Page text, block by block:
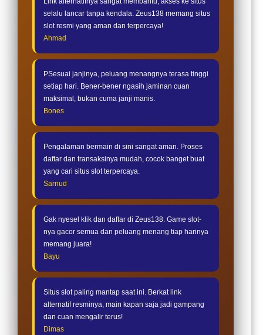
selalu lancar tanpa kendala. Zeus138 memang situs
slot resmi yang aman dan terpercaya!
Ahmad
PSesuai janjinya, peluang menangnya terasa tinggi
setiap hari. Bener-bener ngasih jaminan cuan
maksimal, bukan cuma janji manis.
Bones
Pengalaman bermain di sini sangat aman. Proses
daftar dan transaksinya mudah, cocok banget buat
yang cari situs slot terpercaya.
Sarnud
Gak nyesel klik dan daftar di Zeus138. Game slot-
nya gacor semua dan peluang menang tiap harinya
memang juara!
Bayu
Situs slot paling mantap saat ini. Berkat link
alternatif resminya, main kapan saja jadi gampang
dan cuan mengalir terus!
Dimas